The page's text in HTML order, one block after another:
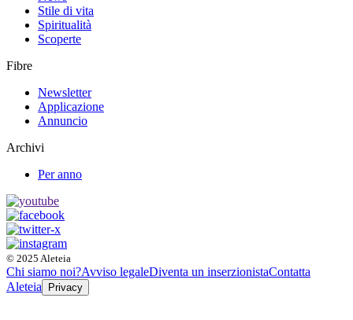
Stile di vita
Spiritualità
Scoperte
Fibre
Newsletter
Applicazione
Annuncio
Archivi
Per anno
© 2025 Aleteia
Chi siamo noi?Avviso legaleDiventa un inserzionistaContatta
Aleteia
Privacy